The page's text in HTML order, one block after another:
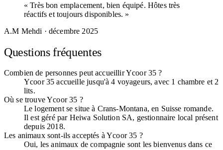
« Très bon emplacement, bien équipé. Hôtes très
réactifs et toujours disponibles. »
A.M Mehdi · décembre 2025
Questions fréquentes
Combien de personnes peut accueillir Ycoor 35 ?
Ycoor 35 accueille jusqu'à 4 voyageurs, avec 1 chambre et 2
lits.
Où se trouve Ycoor 35 ?
Le logement se situe à Crans-Montana, en Suisse romande.
Il est géré par Heiwa Solution SA, gestionnaire local présent
depuis 2018.
Les animaux sont-ils acceptés à Ycoor 35 ?
Oui, les animaux de compagnie sont les bienvenus dans ce